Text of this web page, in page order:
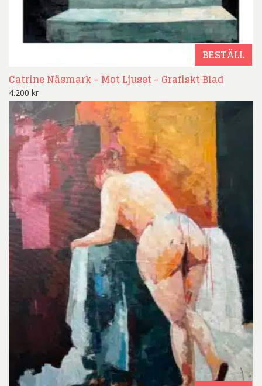
BESTÄLL
Catrine Näsmark – Mot Ljuset – Grafiskt Blad
4.200 kr